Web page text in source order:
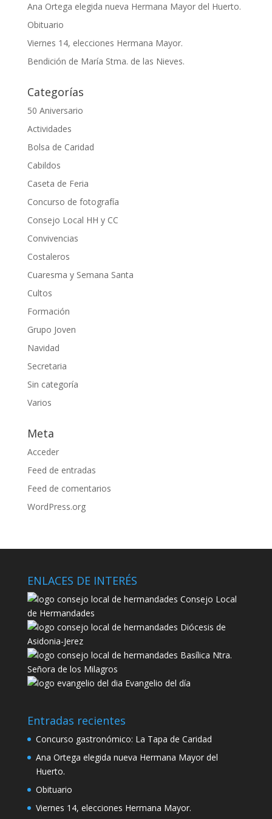
Ana Ortega elegida nueva Hermana Mayor del Huerto.
Obituario
Viernes 14, elecciones Hermana Mayor.
Bendición de María Stma. de las Nieves.
Categorías
50 Aniversario
Actividades
Bolsa de Caridad
Cabildos
Caseta de Feria
Concurso de fotografía
Consejo Local HH y CC
Convivencias
Costaleros
Cuaresma y Semana Santa
Cultos
Formación
Grupo Joven
Navidad
Secretaria
Sin categoría
Varios
Meta
Acceder
Feed de entradas
Feed de comentarios
WordPress.org
ENLACES DE INTERÉS
Consejo Local
de Hermandades
Diócesis de
Asidonia-Jerez
Basílica Ntra.
Señora de los Milagros
Evangelio del día
Entradas recientes
Concurso gastronómico: La Tapa de Caridad
Ana Ortega elegida nueva Hermana Mayor del
Huerto.
Obituario
Viernes 14, elecciones Hermana Mayor.